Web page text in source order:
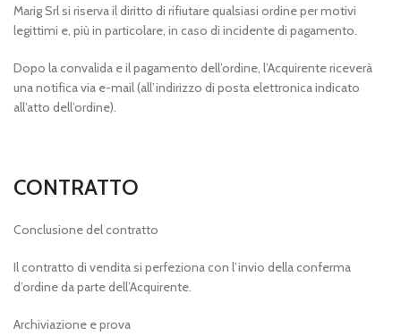
Marig Srl si riserva il diritto di rifiutare qualsiasi ordine per motivi
legittimi e, più in particolare, in caso di incidente di pagamento.
Dopo la convalida e il pagamento dell’ordine, l’Acquirente riceverà
una notifica via e-mail (all’indirizzo di posta elettronica indicato
all’atto dell’ordine).
CONTRATTO
Conclusione del contratto
Il contratto di vendita si perfeziona con l’invio della conferma
d’ordine da parte dell’Acquirente.
Archiviazione e prova